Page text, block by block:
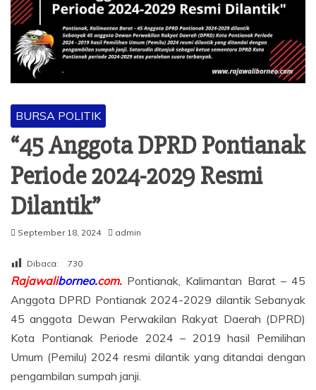
BURSA POLITIK
“45 Anggota DPRD Pontianak
Periode 2024-2029 Resmi
Dilantik”
September 18, 2024 admin
Dibaca: 730
Rajawaliborneo.com. Pontianak, Kalimantan Barat – 45
Anggota DPRD Pontianak 2024-2029 dilantik Sebanyak
45 anggota Dewan Perwakilan Rakyat Daerah (DPRD)
Kota Pontianak Periode 2024 – 2019 hasil Pemilihan
Umum (Pemilu) 2024 resmi dilantik yang ditandai dengan
pengambilan sumpah janji.